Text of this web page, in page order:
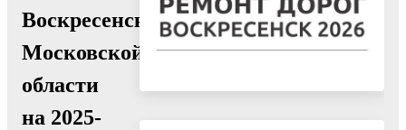
Воскресенск
Московской
области
на 2025-